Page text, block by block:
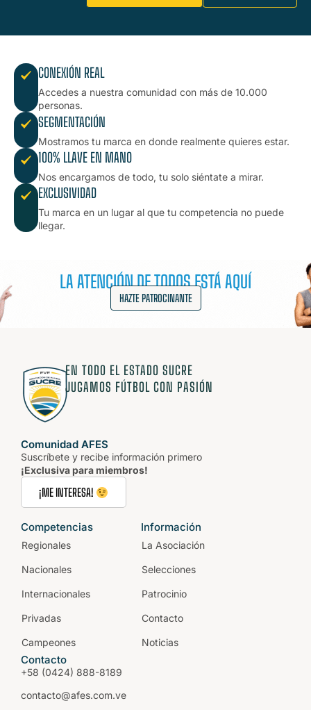
CONEXIÓN REAL
Accedes a nuestra comunidad con más de 10.000
personas.
SEGMENTACIÓN
Mostramos tu marca en donde realmente quieres estar.
100% LLAVE EN MANO
Nos encargamos de todo, tu solo siéntate a mirar.
EXCLUSIVIDAD
Tu marca en un lugar al que tu competencia no puede
llegar.
LA ATENCIÓN DE TODOS ESTÁ AQUÍ
HAZTE PATROCINANTE
EN TODO EL ESTADO SUCRE
JUGAMOS FÚTBOL CON PASIÓN
Comunidad AFES
Suscríbete y recibe información primero
¡Exclusiva para miembros!
¡ME INTERESA!
Competencias
Regionales
Nacionales
Internacionales
Privadas
Campeones
Información
La Asociación
Selecciones
Patrocinio
Contacto
Noticias
Contacto
+58 (0424) 888-8189
contacto@afes.com.ve